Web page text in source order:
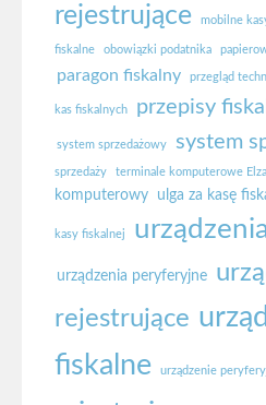
rejestrujące
mobilne
fiskalne obowiązki podatnika
paragon fiskalny przegląd
kas fiskalnych przepisy
system sprzedażowy system
sprzedaży terminale komputerowe
komputerowy
ulga za kasę
kasy fiskalnej
urządzenia peryferyjne
rejestrujące
fiskalne
urządzenie